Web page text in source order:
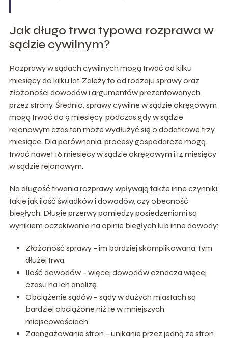
Jak długo trwa typowa rozprawa w
sądzie cywilnym?
Rozprawy w sądach cywilnych mogą trwać od kilku
miesięcy do kilku lat. Zależy to od rodzaju sprawy oraz
złożoności dowodów i argumentów prezentowanych
przez strony. Średnio, sprawy cywilne w sądzie okręgowym
mogą trwać do 9 miesięcy, podczas gdy w sądzie
rejonowym czas ten może wydłużyć się o dodatkowe trzy
miesiące. Dla porównania, procesy gospodarcze mogą
trwać nawet 16 miesięcy w sądzie okręgowym i 14 miesięcy
w sądzie rejonowym.
Na długość trwania rozprawy wpływają także inne czynniki,
takie jak ilość świadków i dowodów, czy obecność
biegłych. Długie przerwy pomiędzy posiedzeniami są
wynikiem oczekiwania na opinie biegłych lub inne dowody:
Złożoność sprawy – im bardziej skomplikowana, tym
dłużej trwa.
Ilość dowodów – więcej dowodów oznacza więcej
czasu na ich analizę.
Obciążenie sądów – sądy w dużych miastach są
bardziej obciążone niż te w mniejszych
miejscowościach.
Zaangażowanie stron – unikanie przez jedną ze stron